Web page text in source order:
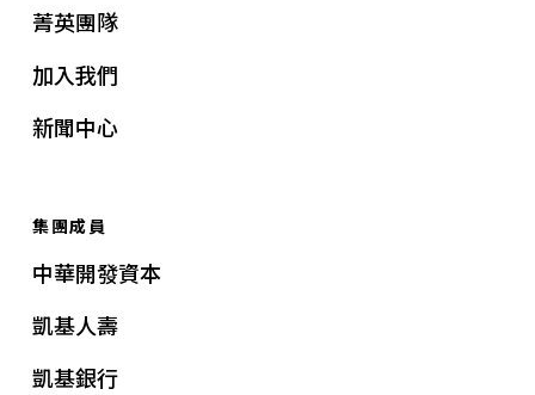
菁英團隊
加入我們
新聞中心
集團成員
中華開發資本
凱基人壽
凱基銀行